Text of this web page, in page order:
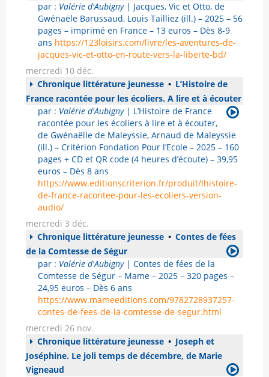
par : Valérie d'Aubigny| Jacques, Vic et Otto, de
Gwénaële Barussaud, Louis Tailliez (ill.) – 2025 – 56
pages – imprimé en France – 13 euros – Dès 8-9
ans https://123loisirs.com/livre/les-aventures-de-
jacques-vic-et-otto-en-route-vers-la-liberte-bd/
mercredi 10 déc.
Chronique littérature jeunesse • L’Histoire de
France racontée pour les écoliers. A lire et à écouter
par : Valérie d'Aubigny| L’Histoire de France
racontée pour les écoliers à lire et à écouter,
de Gwénaëlle de Maleyssie, Arnaud de Maleyssie
(ill.) – Critérion Fondation Pour l’Ecole – 2025 – 160
pages + CD et QR code (4 heures d’écoute) – 39,95
euros – Dès 8 ans
https://www.editionscriterion.fr/produit/lhistoire-
de-france-racontee-pour-les-ecoliers-version-
audio/
mercredi 3 déc.
Chronique littérature jeunesse • Contes de fées
de la Comtesse de Ségur
par : Valérie d'Aubigny| Contes de fées de la
Comtesse de Ségur – Mame – 2025 – 320 pages –
24,95 euros – Dès 6 ans
https://www.mameeditions.com/9782728937257-
contes-de-fees-de-la-comtesse-de-segur.html
mercredi 26 nov.
Chronique littérature jeunesse • Joseph et
Joséphine. Le joli temps de décembre, de Marie
Vigneaud